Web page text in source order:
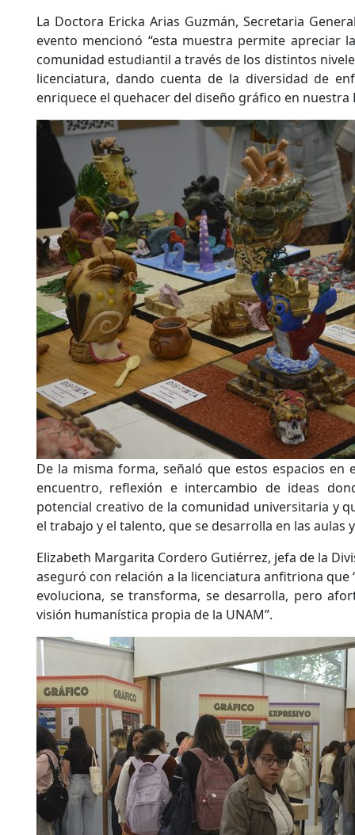
La Doctora Ericka Arias Guzmán, Secretaria
evento mencionó “esta muestra permite apreciar
comunidad estudiantil a través de los distintos
licenciatura, dando cuenta de la diversidad de
enriquece el quehacer del diseño gráfico en nuestra
De la misma forma, señaló que estos espacios en
encuentro, reflexión e intercambio de ideas
potencial creativo de la comunidad universitaria y
el trabajo y el talento, que se desarrolla en las aulas
Elizabeth Margarita Cordero Gutiérrez, jefa de la
aseguró con relación a la licenciatura anfitriona que
evoluciona, se transforma, se desarrolla, pero
visión humanística propia de la UNAM”.